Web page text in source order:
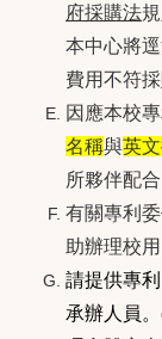
府採購法
本中心將
費用不符
因應本校
名稱與英
所夥伴配合
有關專利
助辦理校用
請提供專
承辦人員